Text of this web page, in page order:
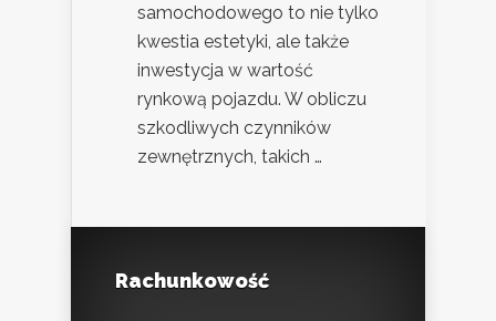
samochodowego to nie tylko
kwestia estetyki, ale także
inwestycja w wartość
rynkową pojazdu. W obliczu
szkodliwych czynników
zewnętrznych, takich …
Rachunkowość